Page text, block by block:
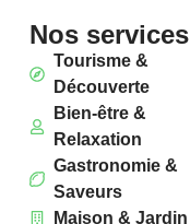
Nos services
Tourisme &
Découverte
Bien-être &
Relaxation
Gastronomie &
Saveurs
Maison & Jardin